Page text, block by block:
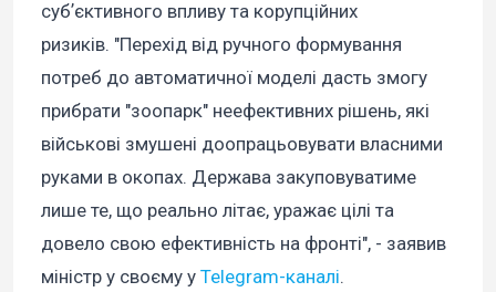
субʼєктивного впливу та корупційних
ризиків. "Перехід від ручного формування
потреб до автоматичної моделі дасть змогу
прибрати "зоопарк" неефективних рішень, які
військові змушені доопрацьовувати власними
руками в окопах. Держава закуповуватиме
лише те, що реально літає, уражає цілі та
довело свою ефективність на фронті", - заявив
міністр у своєму у Telegram-каналі.